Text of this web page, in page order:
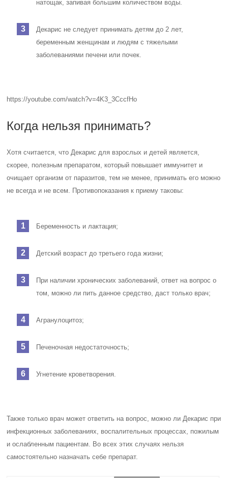
натощак, запивая большим количеством воды.
Декарис не следует принимать детям до 2 лет,
беременным женщинам и людям с тяжелыми
заболеваниями печени или почек.
https://youtube.com/watch?v=4K3_3CccfHo
Когда нельзя принимать?
Хотя считается, что Декарис для взрослых и детей является,
скорее, полезным препаратом, который повышает иммунитет и
очищает организм от паразитов, тем не менее, принимать его можно
не всегда и не всем. Противопоказания к приему таковы:
Беременность и лактация;
Детский возраст до третьего года жизни;
При наличии хронических заболеваний, ответ на вопрос о
том, можно ли пить данное средство, даст только врач;
Агранулоцитоз;
Печеночная недостаточность;
Угнетение кроветворения.
Также только врач может ответить на вопрос, можно ли Декарис при
инфекционных заболеваниях, воспалительных процессах, пожилым
и ослабленным пациентам. Во всех этих случаях нельзя
самостоятельно назначать себе препарат.